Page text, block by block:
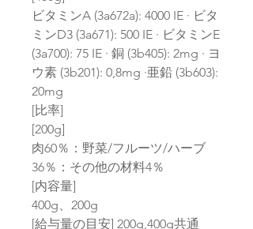
ビタミンA (3a672a): 4000 IE · ビタ
ミンD3 (3a671): 500 IE · ビタミンE
(3a700): 75 IE · 銅 (3b405): 2mg · ヨ
ウ素 (3b201): 0,8mg ·亜鉛 (3b603):
20mg
[比率]
[200g]
肉60％：野菜/フルーツ/ハーブ
36％：その他の材料4％
[内容量]
400g、200g
[給与量の目安] 200g,400g共通